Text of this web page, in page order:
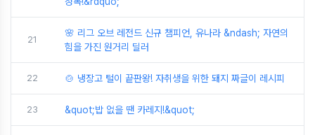
21
🌸 리그 오브 레전드 신규 챔피언, 유나라 &ndash; 자연의
힘을 가진 원거리 딜러
22 🍲 냉장고 털이 끝판왕! 자취생을 위한 돼지 짜글이 레시피
23 &quot;밥 없을 땐 카레지!&quot;